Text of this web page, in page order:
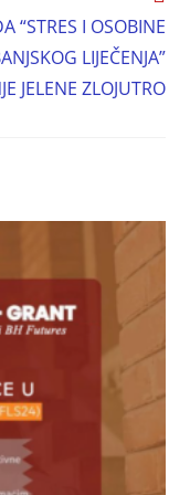
“STRES I OSOBINE
LIJEČENJA”
JELENE ZLOJUTRO